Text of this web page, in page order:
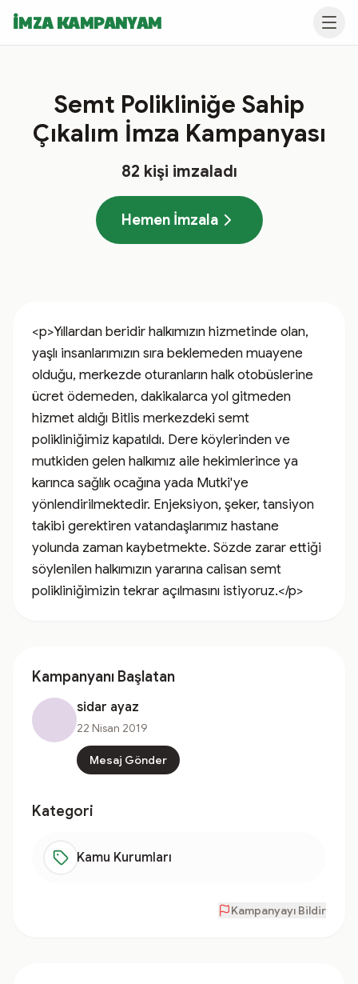
İMZA KAMPANYAM
Semt Polikliniğe Sahip
Çıkalım İmza Kampanyası
82 kişi imzaladı
Hemen İmzala
<p>Yıllardan beridir halkımızın hizmetinde olan,
yaşlı insanlarımızın sıra beklemeden muayene
olduğu, merkezde oturanların halk otobüslerine
ücret ödemeden, dakikalarca yol gitmeden
hizmet aldığı Bitlis merkezdeki semt
polikliniğimiz kapatıldı. Dere köylerinden ve
mutkiden gelen halkımız aile hekimlerince ya
karınca sağlık ocağına yada Mutki'ye
yönlendirilmektedir. Enjeksiyon, şeker, tansiyon
takibi gerektiren vatandaşlarımız hastane
yolunda zaman kaybetmekte. Sözde zarar ettiği
söylenilen halkımızın yararına calisan semt
polikliniğimizin tekrar açılmasını istiyoruz.</p>
Kampanyanı Başlatan
sidar ayaz
22 Nisan 2019
Mesaj Gönder
Kategori
Kamu Kurumları
Kampanyayı Bildir